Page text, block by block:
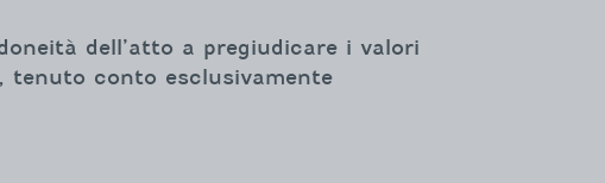
dell’atto a pregiudicare i valori
tenuto conto esclusivamente